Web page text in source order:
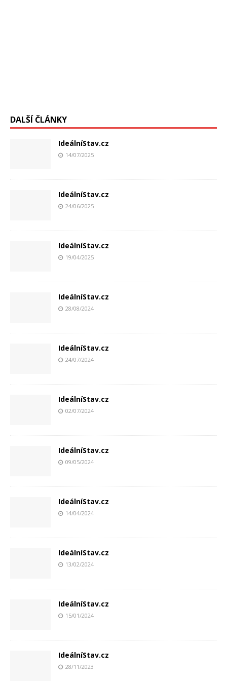
DALŠÍ ČLÁNKY
IdeálníStav.cz
14/07/2025
IdeálníStav.cz
24/06/2025
IdeálníStav.cz
19/04/2025
IdeálníStav.cz
28/08/2024
IdeálníStav.cz
24/07/2024
IdeálníStav.cz
02/07/2024
IdeálníStav.cz
09/05/2024
IdeálníStav.cz
14/04/2024
IdeálníStav.cz
13/02/2024
IdeálníStav.cz
15/01/2024
IdeálníStav.cz
28/11/2023